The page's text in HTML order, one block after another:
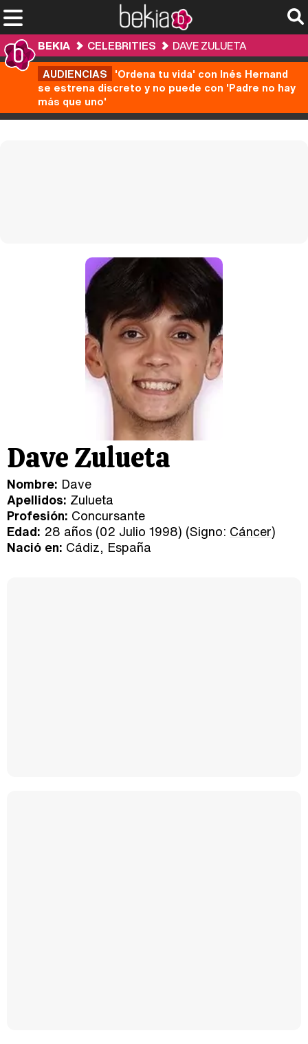
BEKIA CELEBRITIES
DAVE ZULUETA
AUDIENCIAS 'Ordena tu vida' con Inés Hernand
se estrena discreto y no puede con 'Padre no hay
más que uno'
Dave Zulueta
Nombre: Dave
Apellidos: Zulueta
Profesión: Concursante
Edad: 28 años (02 Julio 1998) (Signo: Cáncer)
Nació en: Cádiz, España